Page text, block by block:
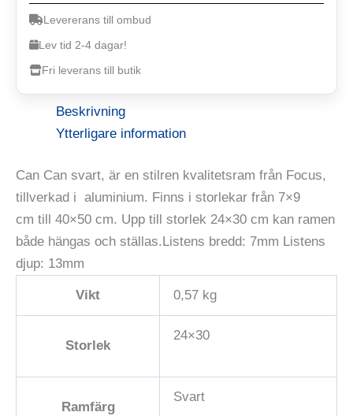
Levererans till ombud
Lev tid 2-4 dagar!
Fri leverans till butik
Beskrivning
Ytterligare information
Can Can svart, är en stilren kvalitetsram från Focus,
tillverkad i aluminium. Finns i storlekar från 7×9
cm till 40×50 cm. Upp till storlek 24×30 cm kan ramen
både hängas och ställas.Listens bredd: 7mm Listens
djup: 13mm
Vikt 0,57 kg
Storlek
24×30
Ramfärg
Svart